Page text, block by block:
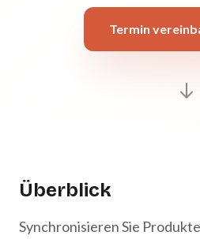
Termin
Überblick
Synchronisieren Sie